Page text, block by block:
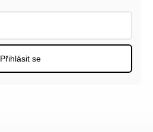
Přihlásit se